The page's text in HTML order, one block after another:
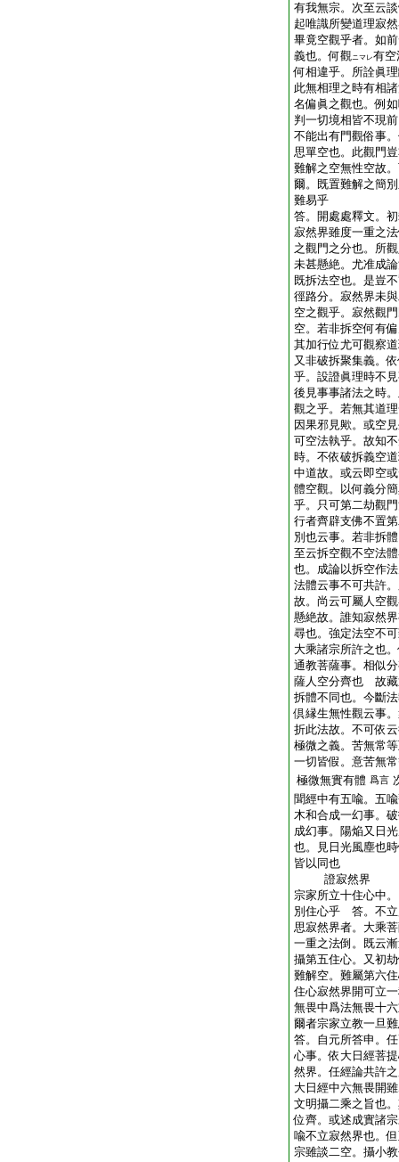
有我無宗。次至云
起唯識所變道理寂
畢竟空觀乎者。如
義也。何觀ニマレ有空
何相違乎。所詮眞
此無相理之時有相
名偏眞之觀也。例
判一切境相皆不現
不能出有門觀俗事
思單空也。此觀門
難解之空無性空故
爾。既置難解之簡
難易乎
答。開處處釋文。
寂然界雖度一重之
之觀門之分也。所
未甚懸絶。尤准成
既拆法空也。是豈
徑路分。寂然界未
空之觀乎。寂然觀
空。若非拆空何有
其加行位尤可觀察
又非破拆聚集義。
乎。設證眞理時不
後見事事諸法之時
觀之乎。若無其道
因果邪見歟。或空
可空法執乎。故知
時。不依破拆義空
中道故。或云即空
體空觀。以何義分
乎。只可第二劫觀
行者齊辟支佛不置
別也云事。若非拆
至云拆空觀不空法
也。成論以拆空作
法體云事不可共許
故。尚云可屬人空
懸絶故。誰知寂然
尋也。強定法空不
大乘諸宗所許之也
通教菩薩事。相似
薩人空分齊也 故藏
拆體不同也。今斷
倶縁生無性觀云事
折此法故。不可依
極微之義。苦無常
一切皆假。意苦無
極微無實有體 爲言
聞經中有五喩。五
木和合成一幻事。
成幻事。陽焔又日
也。見日光風塵也
皆以同也
證寂然界
宗家所立十住心中
別住心乎 答。不
思寂然界者。大乘
一重之法倒。既云
攝第五住心。又初
難解空。難屬第六
住心寂然界開可立
無畏中爲法無畏十
爾者宗家立教一旦
答。自元所答申。
心事。依大日經菩
然界。任經論共許
大日經中六無畏開
文明攝二乘之旨也
位齊。或述成實諸
喩不立寂然界也。
宗雖談二空。攝小